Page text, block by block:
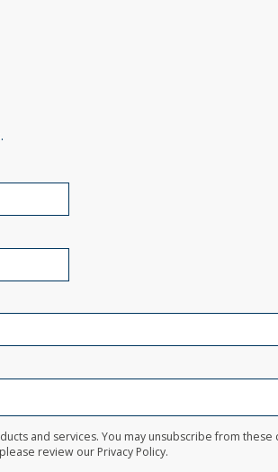
and services. You may unsubscribe from
review our Privacy Policy.